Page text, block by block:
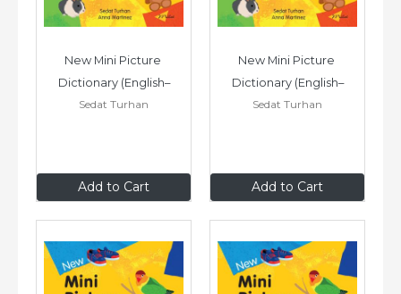
Add to Cart
New Mini Picture
Dictionary (English–
Somali)
Sedat Turhan
$9.99 Add to Cart
New Mini Picture
Dictionary (English–
Russian)
Sedat Turhan
$9.99